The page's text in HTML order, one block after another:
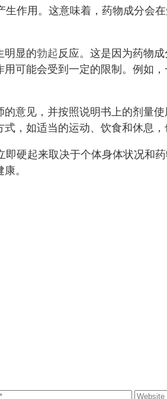
作用。这意味着，药物成分会
明显的勃起反应。这是因为药物
可能会受到一定的限制。例如，
意见，并按照说明书上的剂量
，如适当的运动、饮食和休息
硬起来取决于个体身体状况和
。